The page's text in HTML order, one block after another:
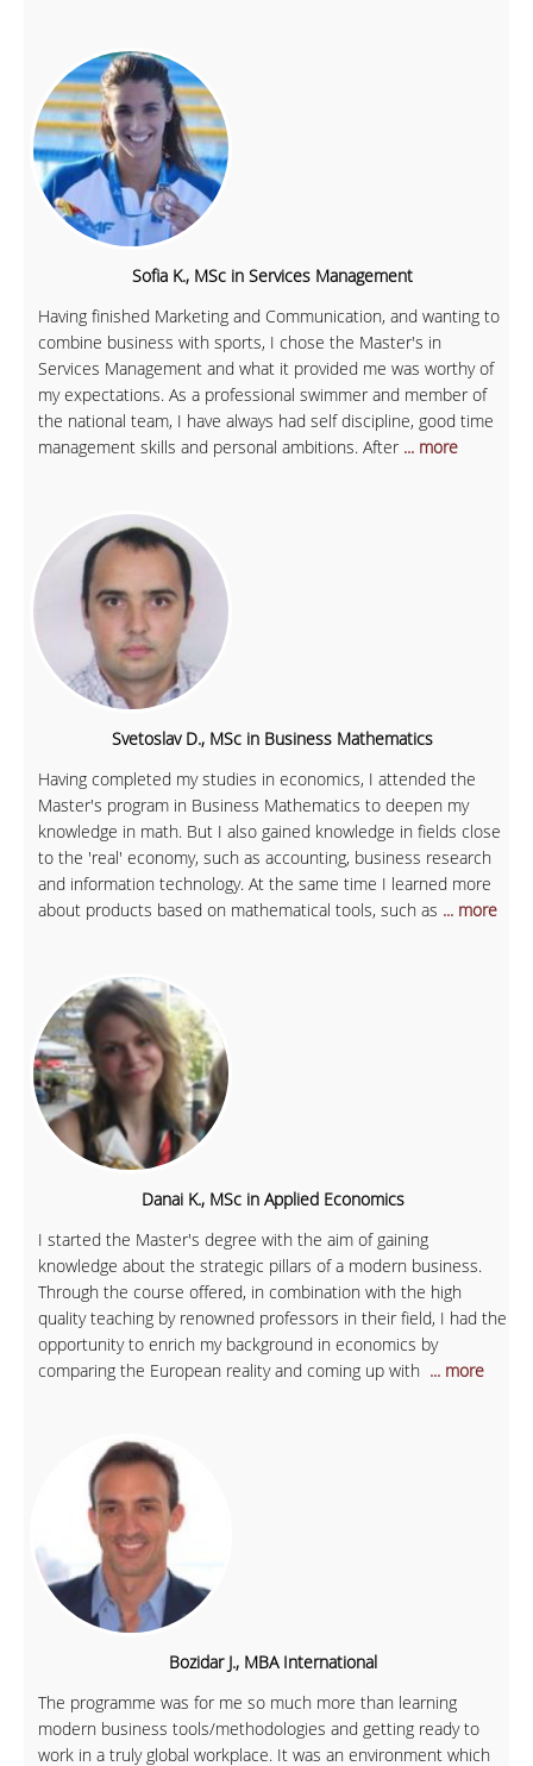
Sofia K., MSc in Services Management
Having finished Marketing and Communication, and wanting to
combine business with sports, I chose the Master's in
Services Management and what it provided me was worthy of
my expectations. As a professional swimmer and member of
the national team, I have always had self discipline, good time
management skills and personal ambitions. After ... more
Svetoslav D., MSc in Business Mathematics
Having completed my studies in economics, I attended the
Master's program in Business Mathematics to deepen my
knowledge in math. But I also gained knowledge in fields close
to the 'real' economy, such as accounting, business research
and information technology. At the same time I learned more
about products based on mathematical tools, such as ... more
Danai K., MSc in Applied Economics
I started the Master's degree with the aim of gaining
knowledge about the strategic pillars of a modern business.
Through the course offered, in combination with the high
quality teaching by renowned professors in their field, I had the
opportunity to enrich my background in economics by
comparing the European reality and coming up with ... more
Bozidar J., MBA International
The programme was for me so much more than learning
modern business tools/methodologies and getting ready to
work in a truly global workplace. It was an environment which